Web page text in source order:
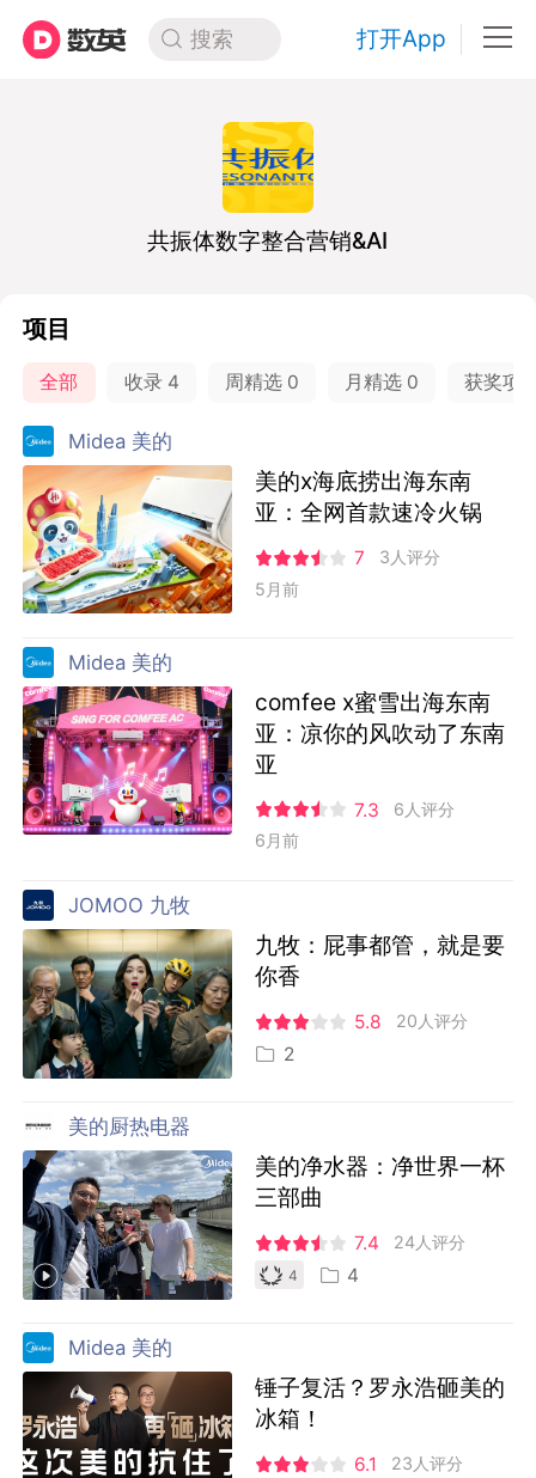
搜索 打开App
共振体数字整合营销&AI
项目
全部 收录 4 周精选 0 月精选 0 获奖项
Midea 美的
美的x海底捞出海东南
亚：全网首款速冷火锅
7
3人评分
5月前
Midea 美的
comfee x蜜雪出海东南
亚：凉你的风吹动了东南
亚
7.3
6人评分
6月前
JOMOO 九牧
九牧：屁事都管，就是要
你香
5.8 20人评分
2
美的厨热电器
美的净水器：净世界一杯
三部曲
7.4 24人评分
4 4
Midea 美的
锤子复活？罗永浩砸美的
冰箱！
6.1 23人评分